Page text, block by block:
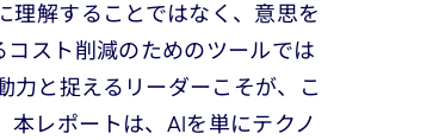
理解することではなく、意思を
スト削減のためのツールでは
力と捉えるリーダーこそが、こ
本レポートは、AIを単にテクノ